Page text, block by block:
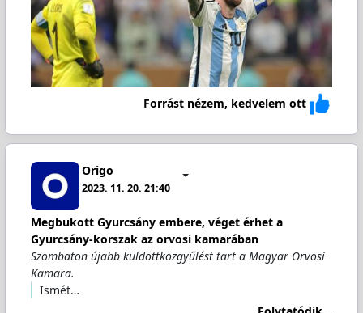
Forrást nézem, kedvelem ott
Origo
2023. 11. 20. 21:40
Megbukott Gyurcsány embere, véget érhet a
Gyurcsány-korszak az orvosi kamarában
Szombaton újabb küldöttközgyűlést tart a Magyar Orvosi
Kamara.
Ismét…